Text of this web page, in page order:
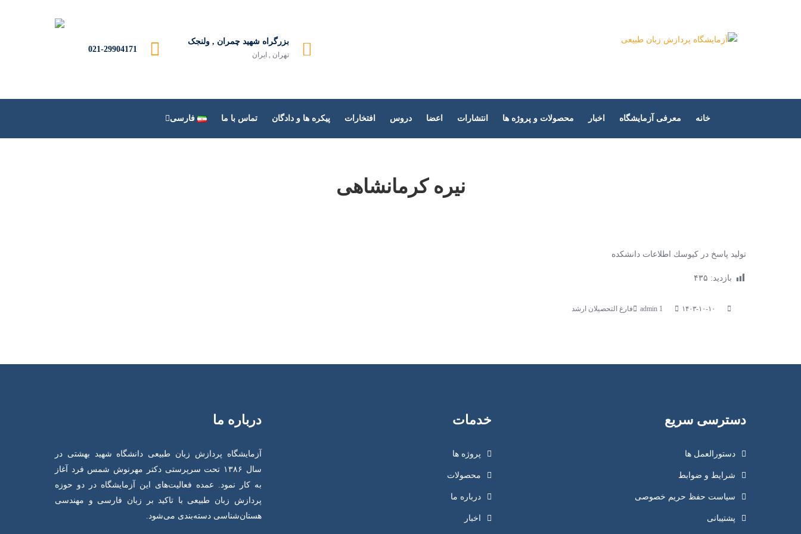
بزرگراه شهید چمران , ولنجک
تهران , ایران
021-29904171
خانه معرفی آزمایشگاه اخبار محصولات و پروژه ها انتشارات اعضا دروس افتخارات پیکره ها و دادگان تماس با ما فارسی
نیره کرمانشاهی
توليد پاسخ در كيوسك اطلاعات دانشكده
بازدید: ۴۳۵
۱۴۰۳-۱۰-۱۰ فارغ التحصیلان ارشد
درباره ما
آزمایشگاه پردازش زبان طبیعی دانشگاه شهید بهشتی در
سال ۱۳۸۶ تحت سرپرستی دکتر مهرنوش شمس فرد آغاز
به کار نمود. عمده فعالیت‌های این آزمایشگاه در دو حوزه
پردازش زبان طبیعی با تاکید بر زبان فارسی و مهندسی
هستان‌شناسی دسته‌بندی می‌شود.
خدمات
پروژه ها
محصولات
درباره ما
اخبار
دسترسی سریع
دستورالعمل ها
شرایط و ضوابط
سیاست حفظ حریم خصوصی
پشتیبانی